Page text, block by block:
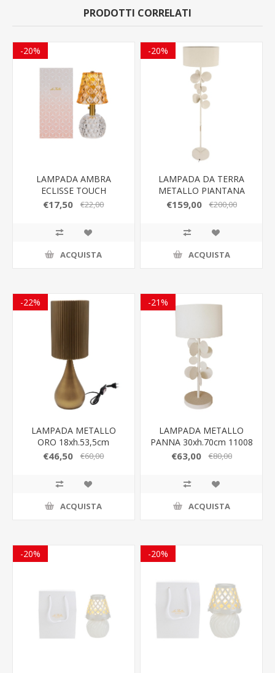
PRODOTTI CORRELATI
-20%
LAMPADA AMBRA
ECLISSE TOUCH
LED/USB D.13xh.27CM
€17,50 €22,00
ACQUISTA
-20%
LAMPADA DA TERRA
METALLO PIANTANA
PANNA 40xh.151cm
€159,00 €200,00
ACQUISTA
-22%
LAMPADA METALLO
ORO 18xh.53,5cm
€46,50 €60,00
ACQUISTA
-21%
LAMPADA METALLO
PANNA 30xh.70cm 11008
€63,00 €80,00
ACQUISTA
-20% -20%